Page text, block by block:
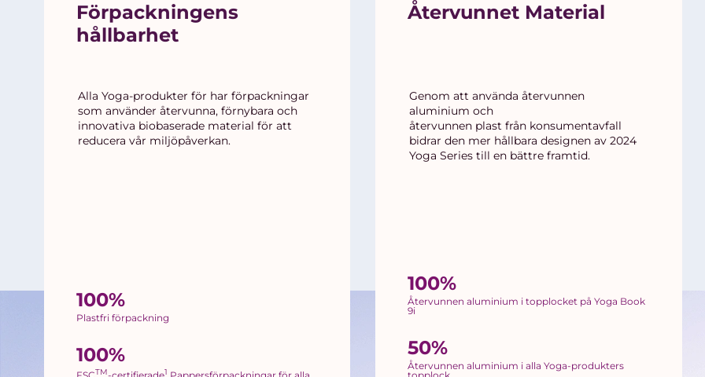
Förpackningens
hållbarhet
Alla Yoga-produkter för har förpackningar
som använder återvunna, förnybara och
innovativa biobaserade material för att
reducera vår miljöpåverkan.
100%
Plastfri förpackning
100%
TM 1
Återvunnet Material
Genom att använda återvunnen
aluminium och
återvunnen plast från konsumentavfall
bidrar den mer hållbara designen av 2024
Yoga Series till en bättre framtid.
100%
Återvunnen aluminium i topplocket på Yoga Book
9i
50%
Återvunnen aluminium i alla Yoga-produkters